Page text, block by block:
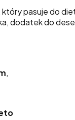
który pasuje do
dodatek do
,